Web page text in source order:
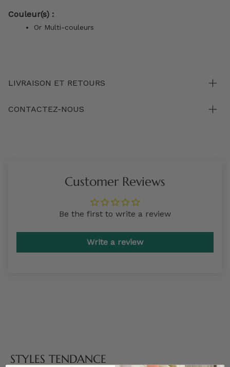
Couleur(s) :
Or Multi-couleurs
LIVRAISON ET RETOURS
CONTACTEZ-NOUS
Customer Reviews
Be the first to write a review
Write a review
STYLES TENDANCE